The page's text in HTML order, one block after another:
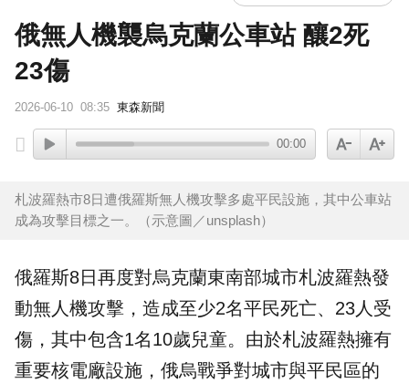
俄無人機襲烏克蘭公車站 釀2死
23傷
2026-06-10 08:35 東森新聞
00:00
札波羅熱市8日遭俄羅斯無人機攻擊多處平民設施，其中公車站
成為攻擊目標之一。（示意圖／unsplash）
俄羅斯8日再度對烏克蘭東南部城市札波羅熱發
動無人機攻擊，造成至少2名平民死亡、23人受
傷，其中包含1名10歲兒童。由於札波羅熱擁有
重要核電廠設施， 俄烏戰爭對城市與平民區的